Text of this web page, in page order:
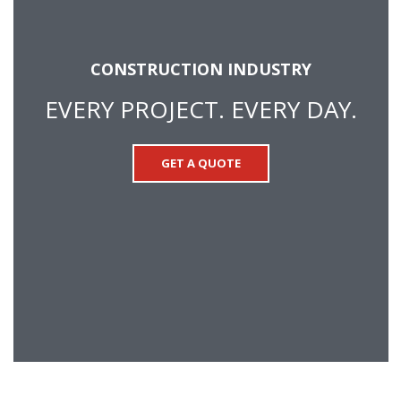
CONSTRUCTION INDUSTRY
EVERY PROJECT. EVERY DAY.
GET A QUOTE